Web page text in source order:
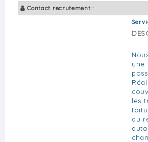
Contact recrutement :
une
les
au